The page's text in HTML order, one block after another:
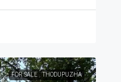
FOR SALE THODUPUZHA